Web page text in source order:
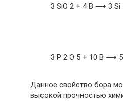
3 SiO 2 + 4 B ⟶ 3 Si
3 P 2 O 5 + 10 B ⟶ 5
Данное свойство бора
высокой прочностью